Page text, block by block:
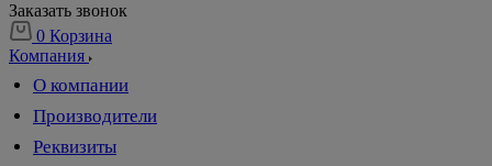
Заказать звонок
0 Корзина
Компания
О компании
Производители
Реквизиты